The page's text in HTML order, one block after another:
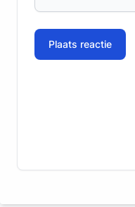
Plaats reactie